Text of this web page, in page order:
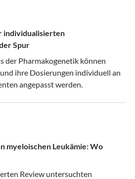
individualisierten
Spur
der Pharmakogenetik können
ihre Dosierungen individuell an
angepasst werden.
myeloischen Leukämie: Wo
Review untersuchten